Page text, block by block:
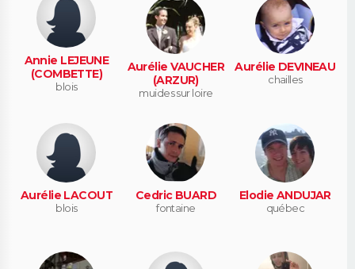
Annie LEJEUNE
(COMBETTE)
blois
Aurélie VAUCHER
(ARZUR)
muides sur loire
Aurélie DEVINEAU
chailles
Aurélie LACOUT
blois
Cedric BUARD
fontaine
Elodie ANDUJAR
québec